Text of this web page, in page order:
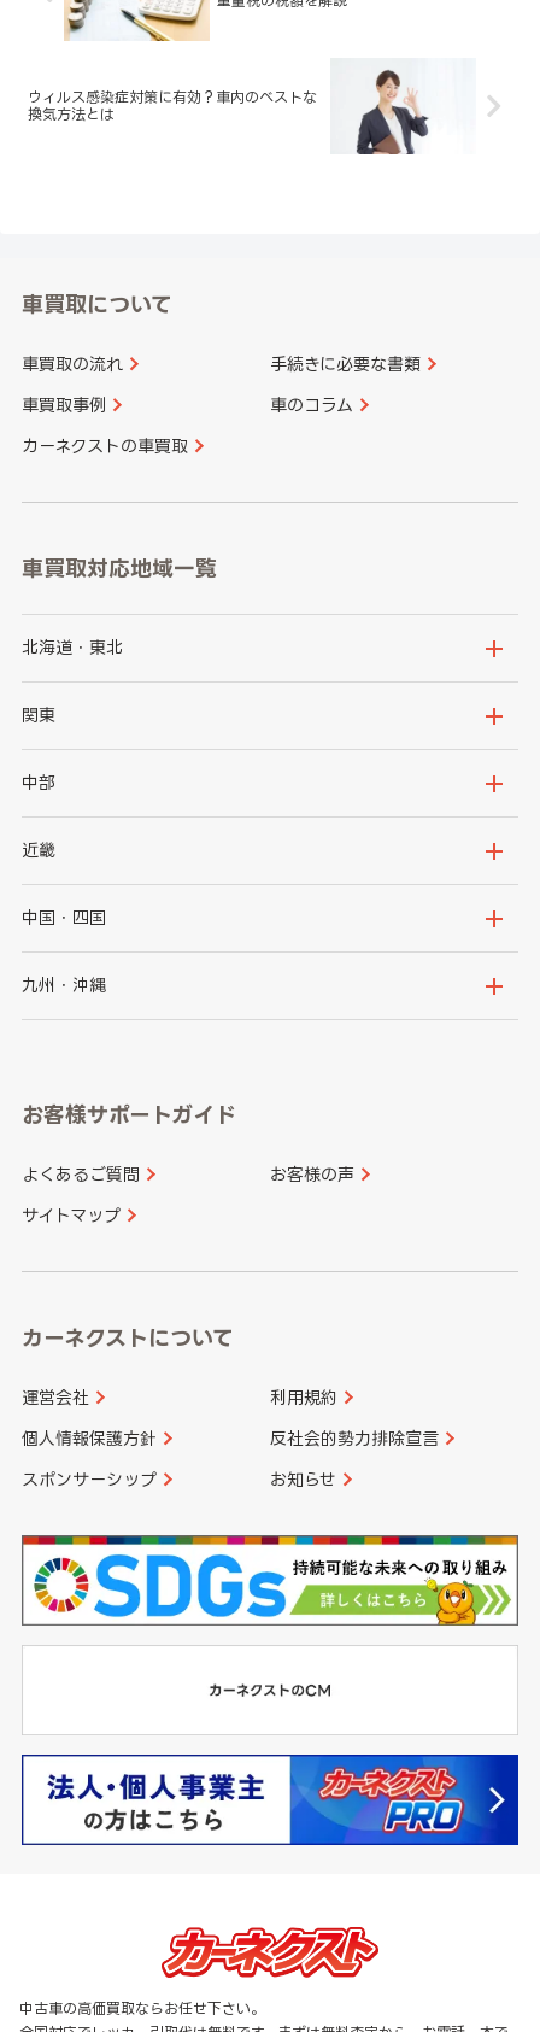
ウィルス感染症対策に有効？車内のベストな
換気方法とは
車買取について
車買取の流れ 手続きに必要な書類
車買取事例 車のコラム
カーネクストの車買取
車買取対応地域一覧
北海道・東北
北海道
岩手県
秋田県
関東
茨城県
群馬県
千葉県
神奈川県
中部
新潟県
石川県
山梨県
愛知県
近畿
大阪府
京都府
和歌山県
中国・四国
鳥取県
山口県
香川県 愛媛県
九州・沖縄
長崎県
大分県 宮崎県
お客様サポートガイド
よくあるご質問 お客様の声
サイトマップ
カーネクストについて
運営会社 利用規約
個人情報保護方針 反社会的勢力排除宣言
スポンサーシップ お知らせ
中古車の高価買取ならお任せ下さい。